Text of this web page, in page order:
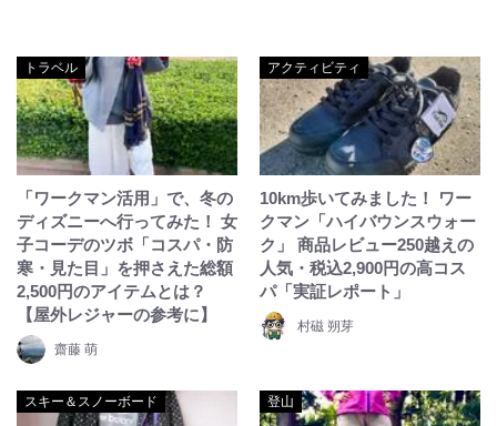
トラベル
「ワークマン活用」で、冬の
ディズニーへ行ってみた！ 女
子コーデのツボ「コスパ・防
寒・見た目」を押さえた総額
2,500円のアイテムとは？
【屋外レジャーの参考に】
齋藤 萌
アクティビティ
10km歩いてみました！ ワー
クマン「ハイバウンスウォー
ク」 商品レビュー250越えの
人気・税込2,900円の高コス
パ「実証レポート」
村磁 朔芽
スキー＆スノーボード 登山